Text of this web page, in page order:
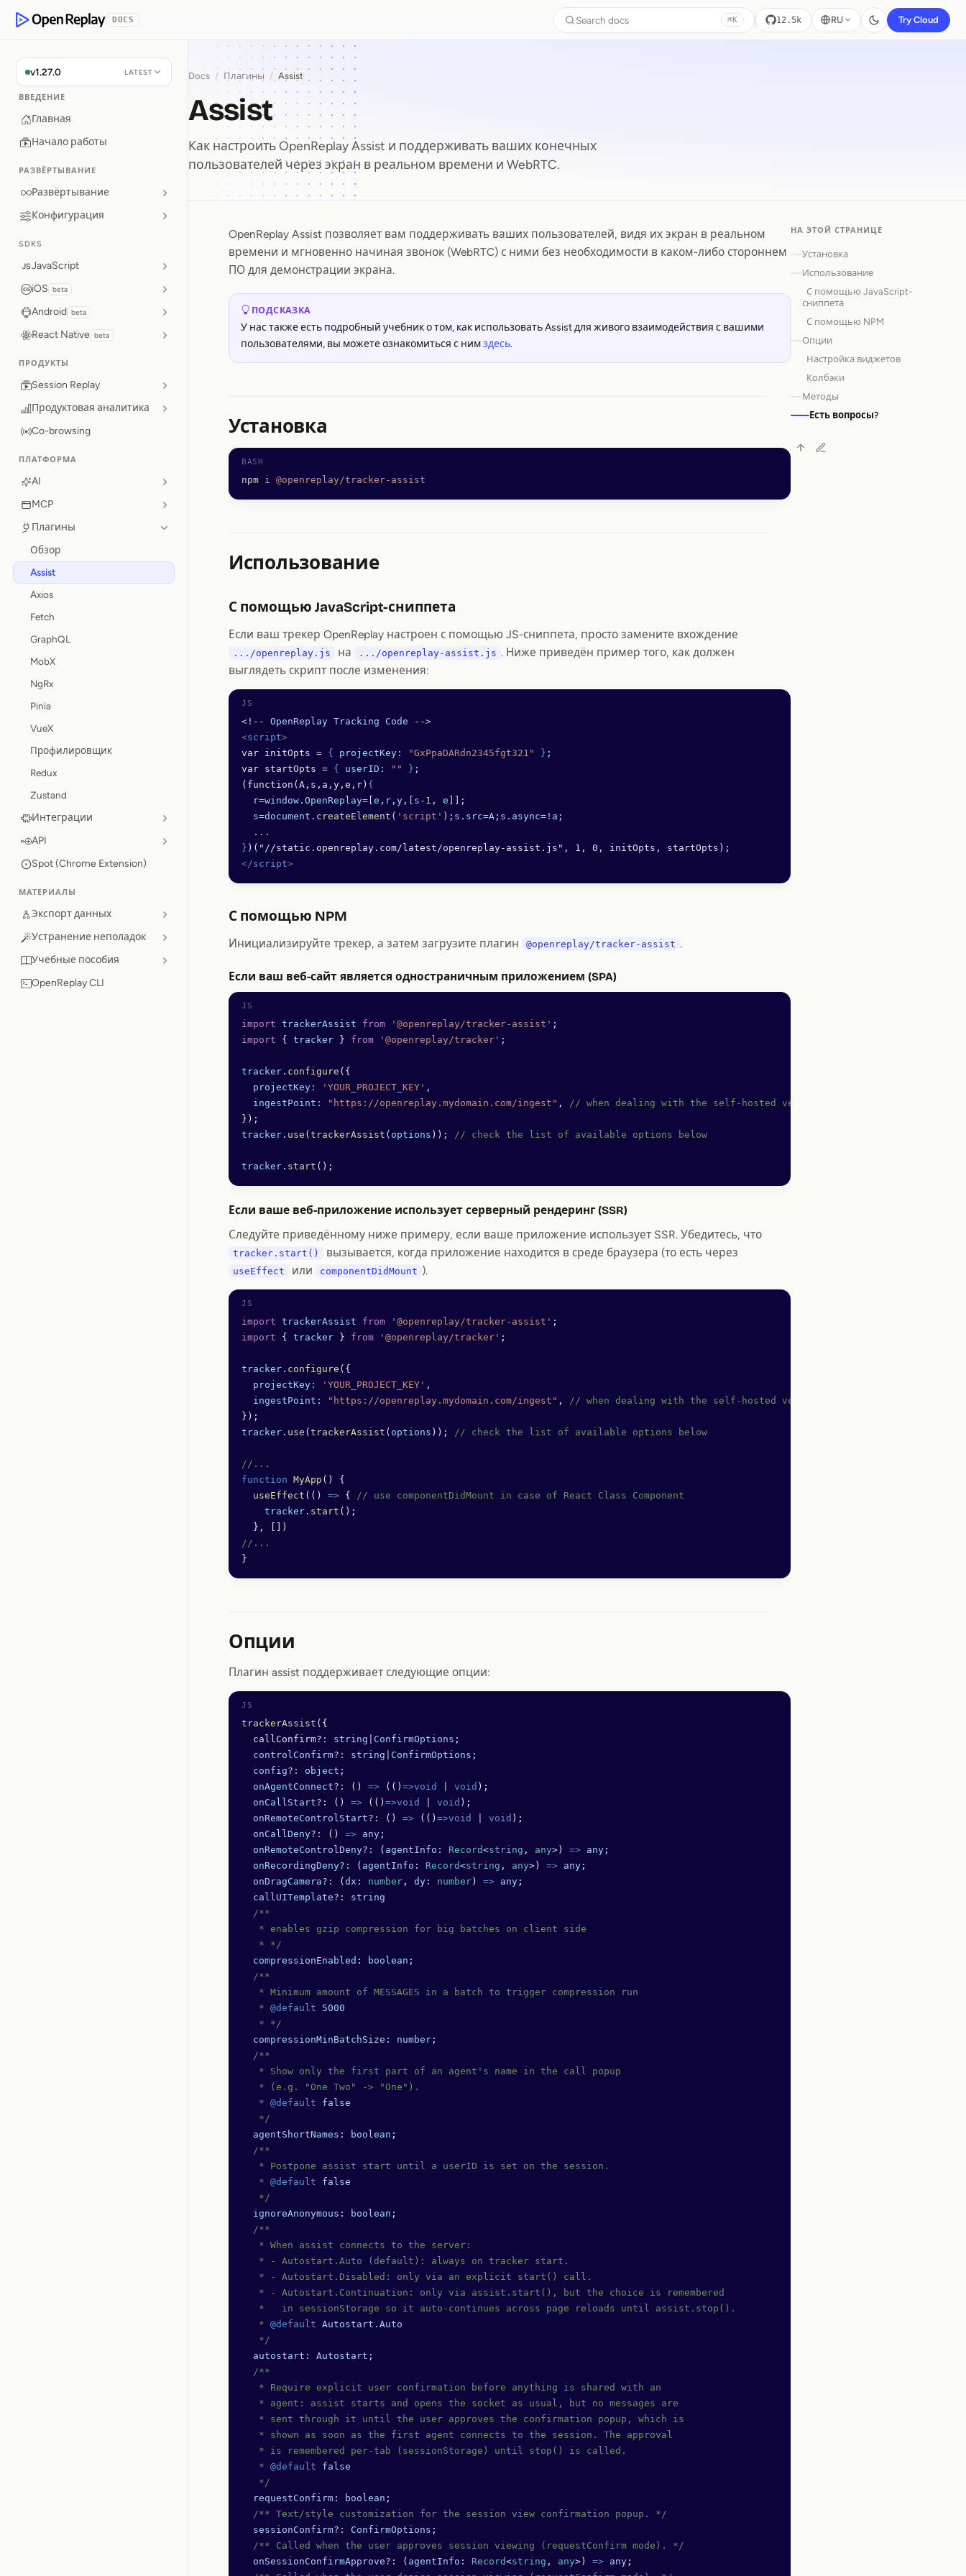
OpenReplay
DOCS Search docs ⌘K 12.5k RU Try Cloud
v1.27.0 LATEST
ВВЕДЕНИЕ
Главная
Начало работы
РАЗВЁРТЫВАНИЕ
Развёртывание
Конфигурация
SDKS
JavaScript
iOS beta
Android beta
React Native beta
ПРОДУКТЫ
Session Replay
Продуктовая аналитика
Co-browsing
ПЛАТФОРМА
AI
MCP
Плагины
Обзор
Assist
Axios
Fetch
GraphQL
MobX
NgRx
Pinia
VueX
Профилировщик
Redux
Zustand
Интеграции
API
Spot (Chrome Extension)
МАТЕРИАЛЫ
Экспорт данных
Устранение неполадок
Учебные пособия
OpenReplay CLI
Docs / Плагины / Assist
Assist
Как настроить OpenReplay Assist и поддерживать ваших конечных
пользователей через экран в реальном времени и WebRTC.
Assist
OpenReplay Assist позволяет вам поддерживать ваших пользователей, видя их экран в реальном
времени и мгновенно начиная звонок (WebRTC) с ними без необходимости в каком-либо стороннем
ПО для демонстрации экрана.
ПОДСКАЗКА
У нас также есть подробный учебник о том, как использовать Assist для живого взаимодействия с вашими
пользователями, вы можете ознакомиться с нимздесь.
Установка
npm i @openreplay/tracker-assist
Использование
С помощью JavaScript-сниппета
Если ваш трекер OpenReplay настроен с помощью JS-сниппета, просто замените вхождение
.../openreplay.js на .../openreplay-assist.js . Ниже приведён пример того, как должен
выглядеть скрипт после изменения:
<!-- OpenReplay Tracking Code -->
<script>
var initOpts = { projectKey : "GxPpaDARdn2345fgt321" } ;
var startOpts = { userID : "" } ;
(function(A,s,a,y,e,r) {
  r
=window . OpenReplay=[ e , r , y ,[ s - 1 , e ]];
  s
=document . createElement ( 'script' ); s . src=A ; s . async=! a ;
  ...
} )("//static.openreplay.com/latest/openreplay-assist.js", 1, 0, initOpts, startOpts);
</script>
С помощью NPM
Инициализируйте трекер, а затем загрузите плагин @openreplay/tracker-assist .
Если ваш веб-сайт является одностраничным приложением (SPA)
import trackerAssist from '@openreplay/tracker-assist' ;
import { tracker } from '@openreplay/tracker' ;
tracker . configure ({
  projectKey:
'YOUR_PROJECT_KEY' ,
  ingestPoint:
"https://openreplay.mydomain.com/ingest" , // when dealing with the self-hosted version of OpenReplay
});
tracker . use ( trackerAssist ( options )); // check the list of available options below
tracker . start ();
Если ваше веб-приложение использует серверный рендеринг (SSR)
Следуйте приведённому ниже примеру, если ваше приложение использует SSR. Убедитесь, что
tracker.start() вызывается, когда приложение находится в среде браузера (то есть через
useEffect или componentDidMount ).
import trackerAssist from '@openreplay/tracker-assist' ;
import { tracker } from '@openreplay/tracker' ;
tracker . configure ({
  projectKey:
'YOUR_PROJECT_KEY' ,
  ingestPoint:
"https://openreplay.mydomain.com/ingest" , // when dealing with the self-hosted version of OpenReplay
});
tracker . use ( trackerAssist ( options )); // check the list of available options below
//...
function MyApp () {
  useEffect
(() => { // use componentDidMount in case of React Class Component
    tracker
. start ();
  }, [])
//...
}
Опции
Плагин assist поддерживает следующие опции:
trackerAssist ({
  callConfirm?
: string ConfirmOptions ;
  controlConfirm
?: string ConfirmOptions ;
  config
?: object ;
  onAgentConnect
?: () => (() =>void void );
  onCallStart
?: () => (() =>void void );
  onRemoteControlStart
?: () => (() =>void void );
  onCallDeny
?: () => any ;
  onRemoteControlDeny
?: ( agentInfo : Record<string , any>) => any ;
  onRecordingDeny
?: ( agentInfo : Record<string , any>) => any ;
  onDragCamera
?: ( dx : number , dy : number ) => any ;
  callUITemplate
?:
string
  /**
   * enables gzip compression for big batches on client side
   * */
  compressionEnabled
: boolean ;
  /**
   * Minimum amount of MESSAGES in a batch to trigger compression run
   *
@default 5000
   * */
  compressionMinBatchSize
: number ;
  /**
   * Show only the first part of an agent's name in the call popup
   * (e.g. "One Two" -> "One").
   *
@default false
   */
  agentShortNames
: boolean ;
  /**
   * Postpone assist start until a userID is set on the session.
   *
@default false
   */
  ignoreAnonymous
: boolean ;
  /**
   * When assist connects to the server:
   * - Autostart.Auto (default): always on tracker start.
   * - Autostart.Disabled: only via an explicit start() call.
   * - Autostart.Continuation: only via assist.start(), but the choice is remembered
   *   in sessionStorage so it auto-continues across page reloads until assist.stop().
   *
@default Autostart.Auto
   */
  autostart
: Autostart ;
  /**
   * Require explicit user confirmation before anything is shared with an
   * agent: assist starts and opens the socket as usual, but no messages are
   * sent through it until the user approves the confirmation popup, which is
   * shown as soon as the first agent connects to the session. The approval
   * is remembered per-tab (sessionStorage) until stop() is called.
   *
@default false
   */
  requestConfirm
: boolean ;
  /** Text/style customization for the session view confirmation popup. */
  sessionConfirm
?: ConfirmOptions ;
  /** Called when the user approves session viewing (requestConfirm mode). */
  onSessionConfirmApprove
?: ( agentInfo : Record<string , any>) => any ;
НА ЭТОЙ СТРАНИЦЕ
Установка
Использование
С помощью JavaScript-
сниппета
С помощью NPM
Опции
Настройка виджетов
Колбэки
Методы
Есть вопросы?